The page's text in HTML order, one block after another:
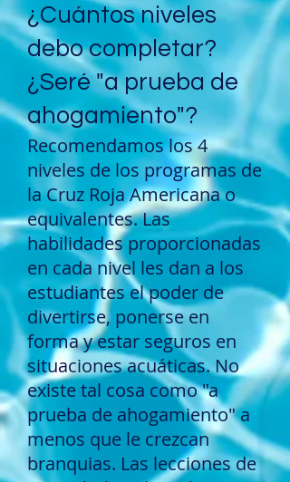
¿Cuántos niveles
debo completar?
¿Seré "a prueba de
ahogamiento"?
Recomendamos los 4
niveles de los programas de
la Cruz Roja Americana o
equivalentes. Las
habilidades proporcionadas
en cada nivel les dan a los
estudiantes el poder de
divertirse, ponerse en
forma y estar seguros en
situaciones acuáticas. No
existe tal cosa como "a
prueba de ahogamiento" a
menos que le crezcan
branquias. Las lecciones de